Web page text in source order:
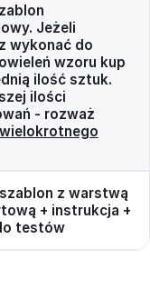
Jeżeli
wykonać do
wzoru kup
ilość sztuk.
ilości
- rozważ
z warstwą
+ instrukcja +
testów